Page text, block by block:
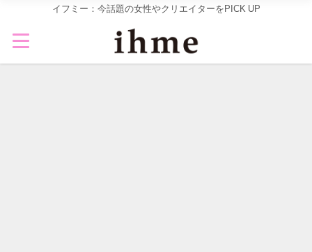
イフミー：今話題の女性やクリエイターをPICK UP